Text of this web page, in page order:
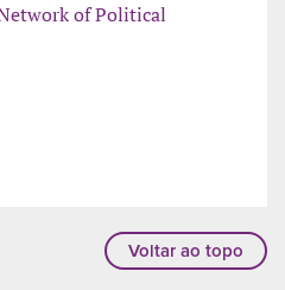
of Political
Voltar ao topo